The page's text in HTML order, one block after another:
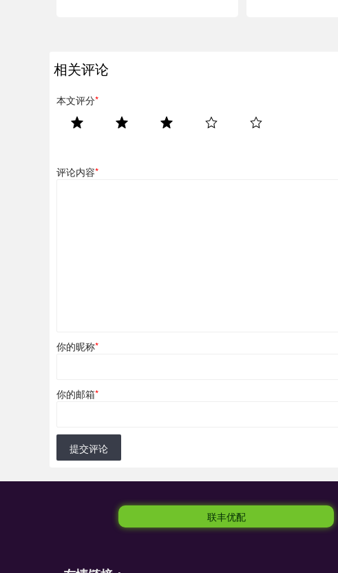
相关评论
本文评分*
评论内容*
你的昵称*
你的邮箱*
提交评论
联丰优配